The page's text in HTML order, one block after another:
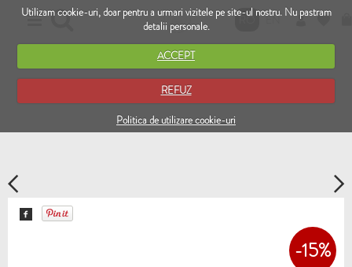
Utilizam cookie-uri, doar pentru a urmari vizitele pe site-ul nostru. Nu pastram
detalii personale.
ACCEPT
REFUZ
Politica de utilizare cookie-uri
RO EN
-15%